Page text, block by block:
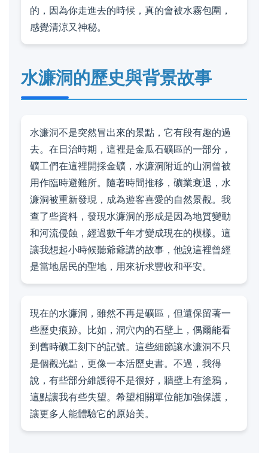
的，因為你走進去的時候，真的會被水霧包圍，
感覺清涼又神秘。
水濂洞的歷史與背景故事
水濂洞不是突然冒出來的景點，它有段有趣的過
去。在日治時期，這裡是金瓜石礦區的一部分，
礦工們在這裡開採金礦，水濂洞附近的山洞曾被
用作臨時避難所。隨著時間推移，礦業衰退，水
濂洞被重新發現，成為遊客喜愛的自然景觀。我
查了些資料，發現水濂洞的形成是因為地質變動
和河流侵蝕，經過數千年才變成現在的模樣。這
讓我想起小時候聽爺爺講的故事，他說這裡曾經
是當地居民的聖地，用來祈求豐收和平安。
現在的水濂洞，雖然不再是礦區，但還保留著一
些歷史痕跡。比如，洞穴內的石壁上，偶爾能看
到舊時礦工刻下的記號。這些細節讓水濂洞不只
是個觀光點，更像一本活歷史書。不過，我得
說，有些部分維護得不是很好，牆壁上有塗鴉，
這點讓我有些失望。希望相關單位能加強保護，
讓更多人能體驗它的原始美。